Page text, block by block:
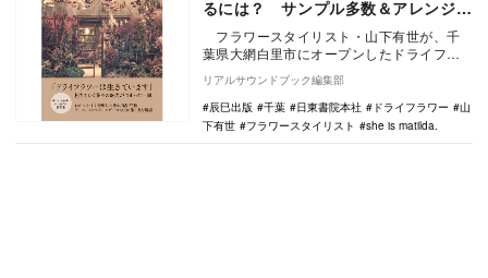
るには？ サンプル多数＆アレンジが
身に付く書籍が登場
フラワースタイリスト・山下有世が、千
葉県大網白里市にオープンしたドライフラ
ワーアトリエ兼ショップ『she is matil…
リアルサウンドブック編集部
辰巳出版
千葉 日東書院本社 ドライフラワー
山
下有世
フラワースタイリスト she is matilda.